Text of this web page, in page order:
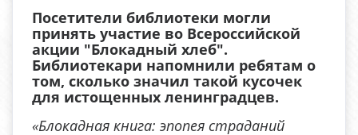
Посетители библиотеки могли
принять участие во Всероссийской
акции "Блокадный хлеб".
Библиотекари напомнили ребятам о
том, сколько значил такой кусочек
для истощенных ленинградцев.
«Блокадная книга: эпопея страданий